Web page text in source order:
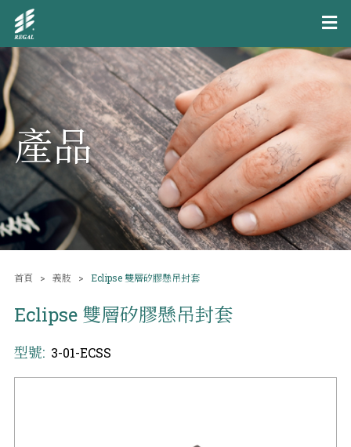
產品
首頁 義肢 Eclipse 雙層矽膠懸吊封套
Eclipse 雙層矽膠懸吊封套
型號: 3-01-ECSS